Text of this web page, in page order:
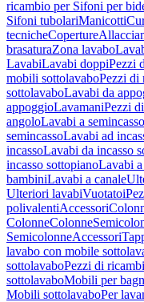
ricambio per Sifoni per
Sifoni tubolariManicotti
tecnicheCoperture
brasaturaZona lavabo
LavabiLavabi doppiPezzi
mobili sottolavaboPezzi di
sottolavaboLavabi da
appoggioLavamaniPezzi
angoloLavabi a semincasso
semincassoLavabi ad
incassoLavabi da incasso
incasso sottopianoLavabi a
bambiniLavabi a canale
Ulteriori lavabiVuotatoi
polivalentiAccessori
ColonneColonne
SemicolonneAccessori
lavabo con mobile
sottolavaboPezzi di
sottolavaboMobili per
Mobili sottolavaboPer